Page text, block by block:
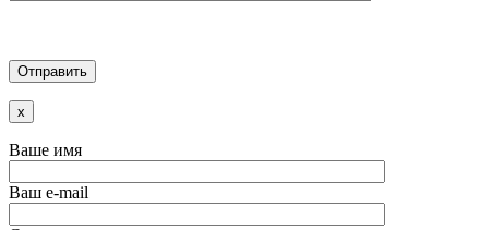
x
Ваше имя
Ваш e-mail